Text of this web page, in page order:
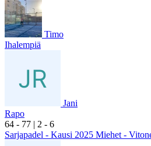
Timo
Ihalempiä
Jani
Rapo
64 - 77 | 2 - 6
Sarjapadel - Kausi 2025 Miehet -